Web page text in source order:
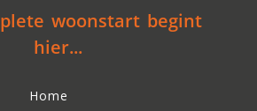
woonstart begint
hier...
Home